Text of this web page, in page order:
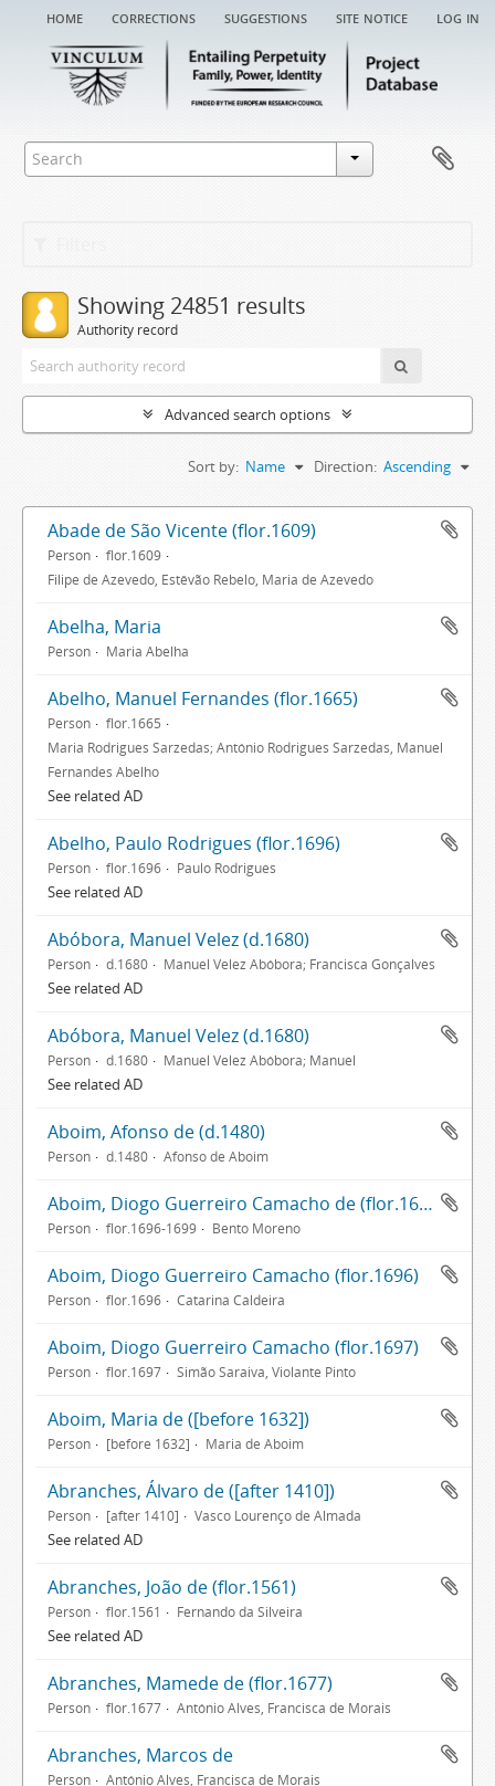
home corrections suggestions site notice log in
Showing 24851 results
Authority record
Advanced search options
Sort by: Name Direction: Ascending
Abade de São Vicente (flor.1609)
Person
flor.1609
Filipe de Azevedo, Estêvão Rebelo, Maria de Azevedo
Abelha, Maria
Person Maria Abelha
Abelho, Manuel Fernandes (flor.1665)
Person
flor.1665
Maria Rodrigues Sarzedas; António Rodrigues Sarzedas, Manuel
Fernandes Abelho
See related AD
Abelho, Paulo Rodrigues (flor.1696)
Person flor.1696 Paulo Rodrigues
See related AD
Abóbora, Manuel Velez (d.1680)
Person d.1680 Manuel Velez Abóbora; Francisca Gonçalves
See related AD
Abóbora, Manuel Velez (d.1680)
Person d.1680 Manuel Velez Abóbora; Manuel
See related AD
Aboim, Afonso de (d.1480)
Person d.1480 Afonso de Aboim
Aboim, Diogo Guerreiro Camacho de (flor.1696-1699)
Person flor.1696-1699 Bento Moreno
Aboim, Diogo Guerreiro Camacho (flor.1696)
Person flor.1696 Catarina Caldeira
Aboim, Diogo Guerreiro Camacho (flor.1697)
Person flor.1697 Simão Saraiva, Violante Pinto
Aboim, Maria de ([before 1632])
Person [before 1632] Maria de Aboim
Abranches, Álvaro de ([after 1410])
Person [after 1410] Vasco Lourenço de Almada
See related AD
Abranches, João de (flor.1561)
Person flor.1561 Fernando da Silveira
See related AD
Abranches, Mamede de (flor.1677)
Person flor.1677 António Alves, Francisca de Morais
Abranches, Marcos de
Person António Alves, Francisca de Morais